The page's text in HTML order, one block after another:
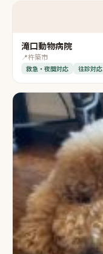
滝口動物病院
📍杵築市
救急・夜間対応 往診対応